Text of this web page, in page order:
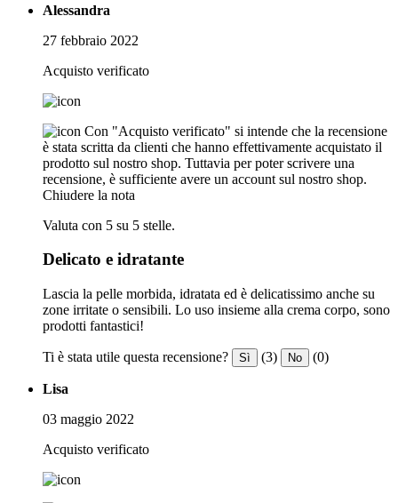
Alessandra
27 febbraio 2022
Acquisto verificato
Con "Acquisto verificato" si intende che la recensione
è stata scritta da clienti che hanno effettivamente acquistato il
prodotto sul nostro shop. Tuttavia per poter scrivere una
recensione, è sufficiente avere un account sul nostro shop.
Chiudere la nota
Valuta con 5 su 5 stelle.
Delicato e idratante
Lascia la pelle morbida, idratata ed è delicatissimo anche su
zone irritate o sensibili. Lo uso insieme alla crema corpo, sono
prodotti fantastici!
Ti è stata utile questa recensione? Sì (3) No (0)
Lisa
03 maggio 2022
Acquisto verificato